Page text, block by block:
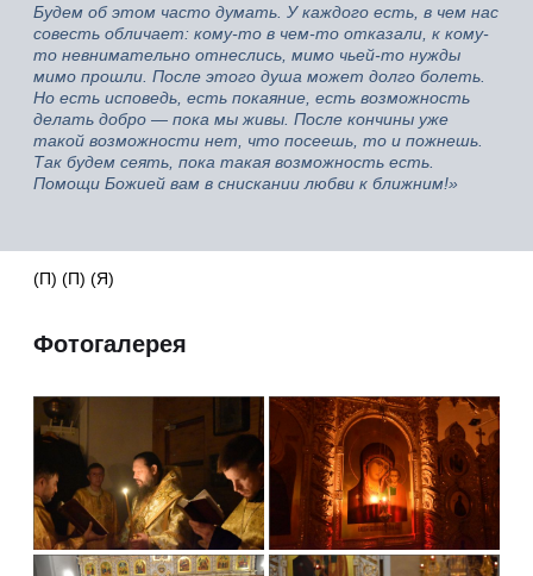
Будем об этом часто думать. У каждого есть, в чем нас
совесть обличает: кому-то в чем-то отказали, к кому-
то невнимательно отнеслись, мимо чьей-то нужды
мимо прошли. После этого душа может долго болеть.
Но есть исповедь, есть покаяние, есть возможность
делать добро — пока мы живы. После кончины уже
такой возможности нет, что посеешь, то и пожнешь.
Так будем сеять, пока такая возможность есть.
Помощи Божией вам в снискании любви к ближним!»
(П) (П) (Я)
Фотогалерея